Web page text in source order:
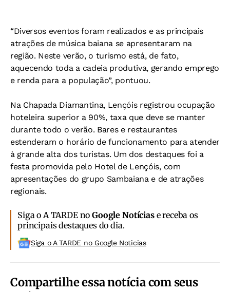
“Diversos eventos foram realizados e as principais
atrações de música baiana se apresentaram na
região. Neste verão, o turismo está, de fato,
aquecendo toda a cadeia produtiva, gerando emprego
e renda para a população”, pontuou.
Na Chapada Diamantina, Lençóis registrou ocupação
hoteleira superior a 90%, taxa que deve se manter
durante todo o verão. Bares e restaurantes
estenderam o horário de funcionamento para atender
à grande alta dos turistas. Um dos destaques foi a
festa promovida pelo Hotel de Lençóis, com
apresentações do grupo Sambaiana e de atrações
regionais.
Siga o A TARDE noGoogle Notíciase receba os
principais destaques do dia.
Siga o A TARDE no Google Noticias
Compartilhe essa notícia com seus